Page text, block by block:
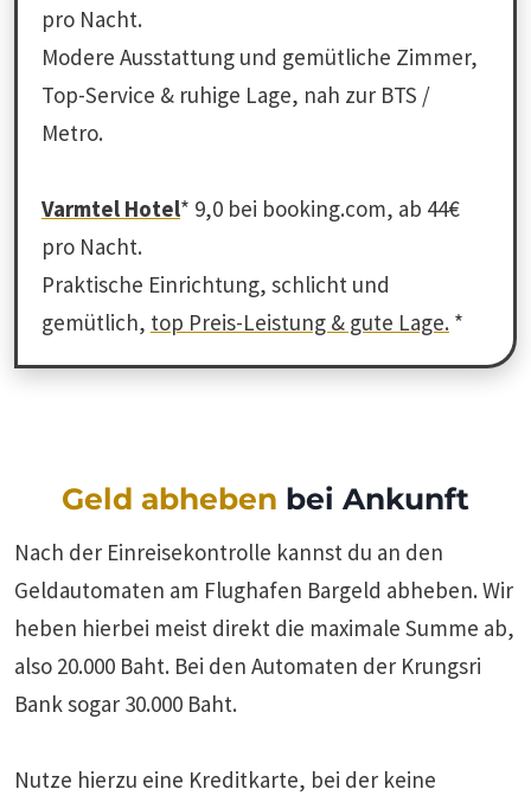
pro Nacht.
Modere Ausstattung und gemütliche Zimmer,
Top-Service & ruhige Lage, nah zur BTS /
Metro.
Varmtel Hotel* 9,0 bei booking.com, ab 44€
pro Nacht.
Praktische Einrichtung, schlicht und
gemütlich, top Preis-Leistung & gute Lage. *
Geld abheben bei Ankunft
Nach der Einreisekontrolle kannst du an den
Geldautomaten am Flughafen Bargeld abheben. Wir
heben hierbei meist direkt die maximale Summe ab,
also 20.000 Baht. Bei den Automaten der Krungsri
Bank sogar 30.000 Baht.
Nutze hierzu eine Kreditkarte, bei der keine